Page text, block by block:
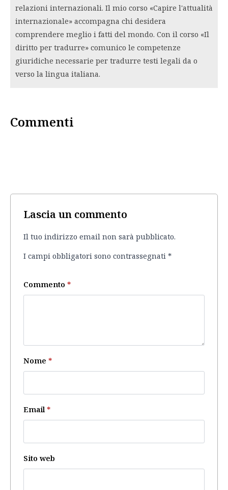
relazioni internazionali. Il mio corso «Capire l'attualità
internazionale» accompagna chi desidera
comprendere meglio i fatti del mondo. Con il corso «Il
diritto per tradurre» comunico le competenze
giuridiche necessarie per tradurre testi legali da o
verso la lingua italiana.
Commenti
Lascia un commento
Il tuo indirizzo email non sarà pubblicato.
I campi obbligatori sono contrassegnati *
Commento *
Nome *
Email *
Sito web